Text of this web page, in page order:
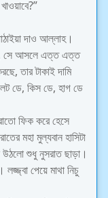
দাও আল্লাহ।
সে আসলে এত্ত এত্ত
তার টাকাই দামি
ডে, কিস ডে, হাগ ডে
ফিক করে হেসে
মহা মুল্যবান হাসিটা
উঠলো শুধু নুসরাত ছাড়া।
পেয়ে মাথা নিচু